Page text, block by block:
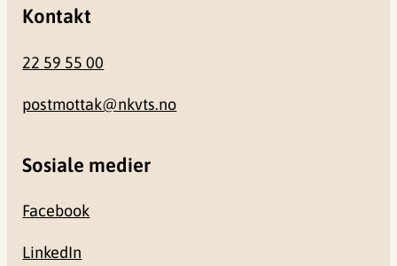
Kontakt
22 59 55 00
postmottak@nkvts.no
Sosiale medier
Facebook
LinkedIn